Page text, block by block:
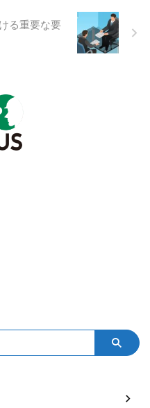
る重要な要